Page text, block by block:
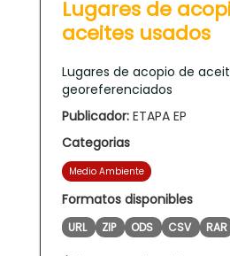
Lugares de
aceites usados
Lugares de acopio de
georeferenciados
Publicador: ETAPA EP
Categorias
Medio Ambiente
Formatos disponibles
URL ZIP ODS CSV RAR